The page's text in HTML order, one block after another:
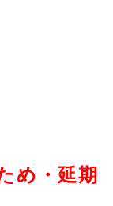
め・延期